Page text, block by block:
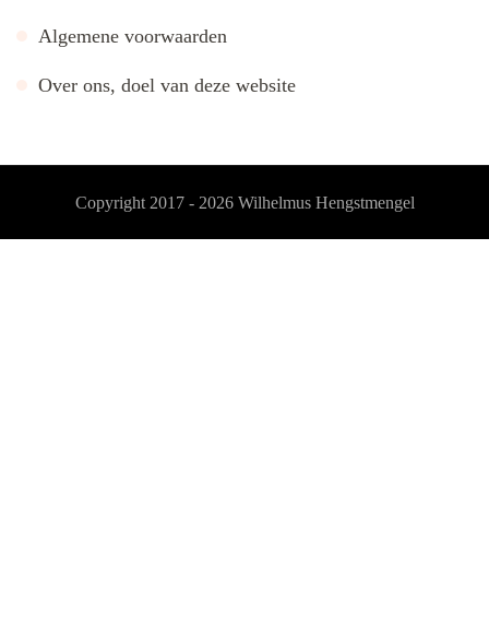
Algemene voorwaarden
Over ons, doel van deze website
Copyright 2017 - 2026 Wilhelmus Hengstmengel